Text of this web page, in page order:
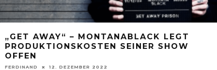
„GET AWAY“ – MONTANABLACK LEGT
PRODUKTIONSKOSTEN SEINER SHOW
OFFEN
FERDINAND 12. DEZEMBER 2022